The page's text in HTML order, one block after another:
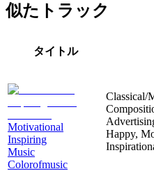
似たトラック
タイトル
Motivational
Inspiring
Music
Colorofmusic
Classical/
Happy,